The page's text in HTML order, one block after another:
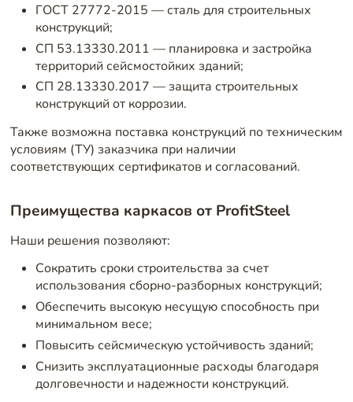
ГОСТ 27772-2015 — сталь для строительных
конструкций;
СП 53.13330.2011 — планировка и застройка
территорий сейсмостойких зданий;
СП 28.13330.2017 — защита строительных
конструкций от коррозии.
Также возможна поставка конструкций по техническим
условиям (ТУ) заказчика при наличии
соответствующих сертификатов и согласований.
Преимущества каркасов от ProfitSteel
Наши решения позволяют:
Сократить сроки строительства за счет
использования сборно-разборных конструкций;
Обеспечить высокую несущую способность при
минимальном весе;
Повысить сейсмическую устойчивость зданий;
Снизить эксплуатационные расходы благодаря
долговечности и надежности конструкций.